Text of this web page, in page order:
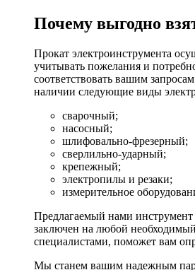
Почему выгодно
Прокат электроинструмента
учитывать пожелания и
соответствовать вашим
наличии следующие виды
сварочный;
насосный;
шлифовально-фрезерный;
сверлильно-ударный;
крепежный;
электропилы и резаки;
измерительное
Предлагаемый нами инструмент
заключен на любой
специалистами, поможет вам
Мы станем вашим надежным